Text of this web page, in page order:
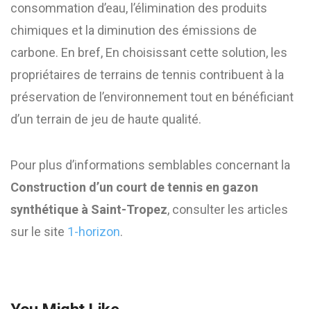
consommation d’eau, l’élimination des produits
chimiques et la diminution des émissions de
carbone. En bref, En choisissant cette solution, les
propriétaires de terrains de tennis contribuent à la
préservation de l’environnement tout en bénéficiant
d’un terrain de jeu de haute qualité.
Pour plus d’informations semblables concernant la
Construction d’un court de tennis en gazon
synthétique à Saint-Tropez, consulter les articles
sur le site 1-horizon.